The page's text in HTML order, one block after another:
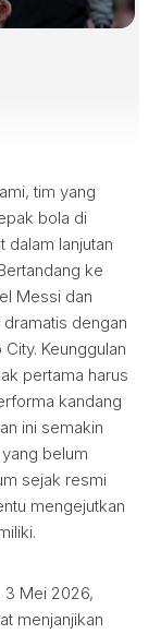
tim yang
bola di
dalam lanjutan
ke
Messi dan
dengan
Keunggulan
pertama harus
kandang
ini semakin
belum
sejak resmi
mengejutkan
3 Mei 2026,
menjanjikan